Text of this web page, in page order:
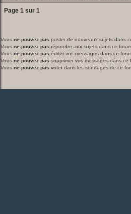
Page 1sur 1
Vous ne pouvez pas poster de nouveaux sujets dans
Vous ne pouvez pas répondre aux sujets dans ce
Vous ne pouvez pas éditer vos messages dans ce
Vous ne pouvez pas supprimer vos messages dans ce
Vous ne pouvez pas voter dans les sondages de ce